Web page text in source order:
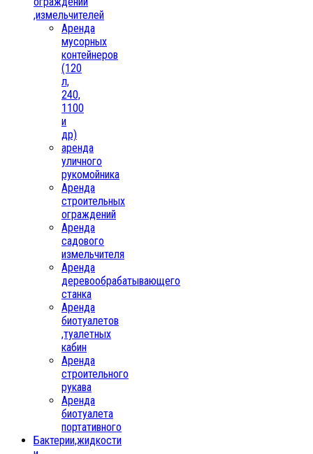
,измельчителей
Аренда
мусорных
контейнеров
(120
л,
240,
1100
и
др)
аренда
уличного
рукомойника
Аренда
строительных
ограждений
Аренда
садового
измельчителя
Аренда
деревообрабатывающего
станка
Аренда
биотуалетов
,туалетных
кабин
Аренда
строительного
рукава
Аренда
биотуалета
портативного
Бактерии,жидкости